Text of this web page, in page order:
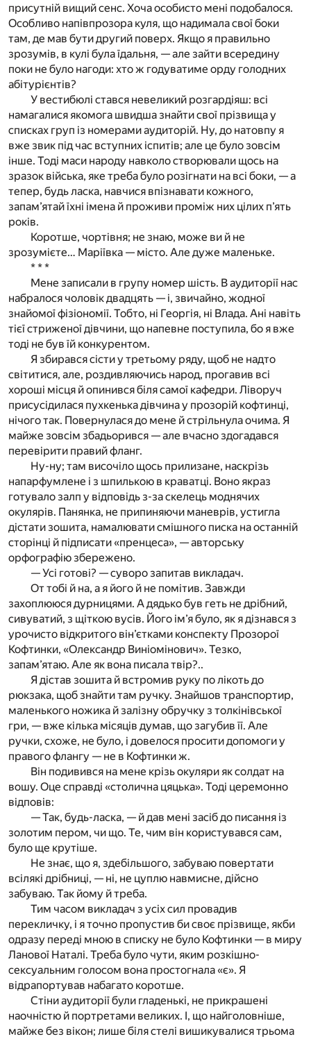
присутній вищий сенс. Хоча особисто мені подобалося.
Особливо напівпрозора куля, що надимала свої боки
там, де мав бути другий поверх. Якщо я правильно
зрозумів, в кулі була їдальня, — але зайти всередину
поки не було нагоди: хто ж годуватиме орду голодних
абітурієнтів?
У вестибюлі стався невеликий розгардіяш: всі
намагалися якомога швидша знайти свої прізвища у
списках груп із номерами аудиторій. Ну, до натовпу я
вже звик під час вступних іспитів; але це було зовсім
інше. Тоді маси народу навколо створювали щось на
зразок війська, яке треба було розігнати на всі боки, — а
тепер, будь ласка, навчися впізнавати кожного,
запам’ятай їхні імена й проживи проміж них цілих п’ять
років.
Коротше, чортівня; не знаю, може ви й не
зрозумієте… Маріївка — місто. Але дуже маленьке.
* * *
Мене записали в групу номер шість. В аудиторії нас
набралося чоловік двадцять — і, звичайно, жодної
знайомої фізіономії. Тобто, ні Георгія, ні Влада. Ані навіть
тієї стриженої дівчини, що напевне поступила, бо я вже
тоді не був їй конкурентом.
Я збирався сісти у третьому ряду, щоб не надто
світитися, але, роздивляючись народ, прогавив всі
хороші місця й опинився біля самої кафедри. Ліворуч
присусідилася пухкенька дівчина у прозорій кофтинці,
нічого так. Повернулася до мене й стрільнула очима. Я
майже зовсім збадьорився — але вчасно здогадався
перевірити правий фланг.
Ну-ну; там височіло щось прилизане, наскрізь
напарфумлене і з шпилькою в краватці. Воно якраз
готувало залп у відповідь з-за скелець моднячих
окулярів. Панянка, не припиняючи маневрів, устигла
дістати зошита, намалювати смішного писка на останній
сторінці й підписати «пренцеса», — авторську
орфографію збережено.
— Усі готові? — суворо запитав викладач.
От тобі й на, а я його й не помітив. Завжди
захоплююся дурницями. А дядько був геть не дрібний,
сивуватий, з щіткою вусів. Його ім’я було, як я дізнався з
урочисто відкритого він’єтками конспекту Прозорої
Кофтинки, «Олександр Виніомінович». Тезко,
запам’ятаю. Але як вона писала твір?..
Я дістав зошита й встромив руку по лікоть до
рюкзака, щоб знайти там ручку. Знайшов транспортир,
маленького ножика й залізну обручку з толкінівської
гри, — вже кілька місяців думав, що загубив її. Але
ручки, схоже, не було, і довелося просити допомоги у
правого флангу — не в Кофтинки ж.
Він подивився на мене крізь окуляри як солдат на
вошу. Оце справді «столична цяцька». Тоді церемонно
відповів:
— Так, будь-ласка, — й дав мені засіб до писання із
золотим пером, чи що. Те, чим він користувався сам,
було ще крутіше.
Не знає, що я, здебільшого, забуваю повертати
всілякі дрібниці, — ні, не цуплю навмисне, дійсно
забуваю. Так йому й треба.
Тим часом викладач з усіх сил провадив
перекличку, і я точно пропустив би своє прізвище, якби
одразу переді мною в списку не було Кофтинки — в миру
Ланової Наталі. Треба було чути, яким розкішно-
сексуальним голосом вона простогнала «є». Я
відрапортував набагато коротше.
Стіни аудиторії були гладенькі, не прикрашені
наочністю й портретами великих. І, що найголовніше,
майже без вікон; лише біля стелі вишикувалися трьома